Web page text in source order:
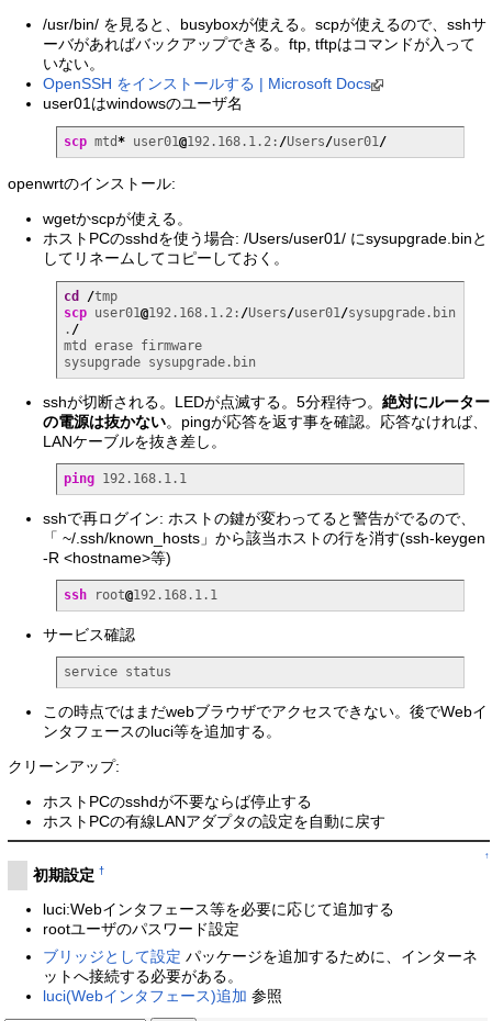
/usr/bin/ を見ると、busyboxが使える。scpが使えるので、sshサ
ーバがあればバックアップできる。ftp, tftpはコマンドが入って
いない。
OpenSSH をインストールする | Microsoft Docs
user01はwindowsのユーザ名
scp mtd* user01@192.168.1.2: /Users/user01/
openwrtのインストール:
wgetかscpが使える。
ホストPCのsshdを使う場合: /Users/user01/ にsysupgrade.binと
してリネームしてコピーしておく。
cd /
tmp
scp user01@192.168.1.2: /Users/user01/sysupgrade.bin
. /
mtd erase firmware
sysupgrade sysupgrade.bin
sshが切断される。LEDが点滅する。5分程待つ。絶対にルーター
の電源は抜かない。pingが応答を返す事を確認。応答なければ、
LANケーブルを抜き差し。
ping 192.168.1.1
sshで再ログイン: ホストの鍵が変わってると警告がでるので、
「 ~/.ssh/known_hosts」から該当ホストの行を消す(ssh-keygen
-R <hostname>等)
ssh root@192.168.1.1
サービス確認
service status
この時点ではまだwebブラウザでアクセスできない。後でWebイ
ンタフェースのluci等を追加する。
クリーンアップ:
ホストPCのsshdが不要ならば停止する
ホストPCの有線LANアダプタの設定を自動に戻す
↑
初期設定 †
luci:Webインタフェース等を必要に応じて追加する
rootユーザのパスワード設定
ブリッジとして設定 パッケージを追加するために、インターネ
ットへ接続する必要がある。
luci(Webインタフェース)追加 参照